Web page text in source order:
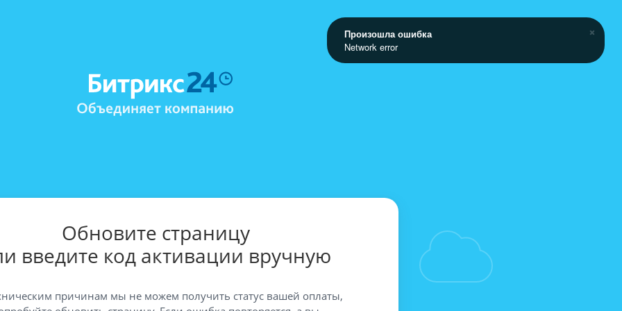
Обновите страницу
введите код активации вручную
причинам мы не можем получить статус вашей оплаты,
Произошла ошибка
Network error